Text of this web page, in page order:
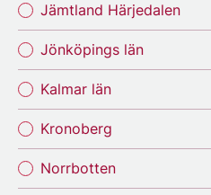
Jämtland Härjedalen
Jönköpings län
Kalmar län
Kronoberg
Norrbotten